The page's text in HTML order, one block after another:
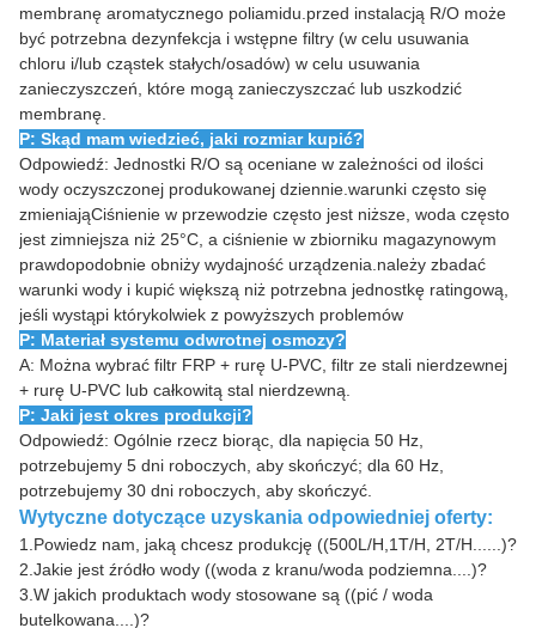
membranę aromatycznego poliamidu.przed instalacją R/O może
być potrzebna dezynfekcja i wstępne filtry (w celu usuwania
chloru i/lub cząstek stałych/osadów) w celu usuwania
zanieczyszczeń, które mogą zanieczyszczać lub uszkodzić
membranę.
P: Skąd mam wiedzieć, jaki rozmiar kupić?
Odpowiedź: Jednostki R/O są oceniane w zależności od ilości
wody oczyszczonej produkowanej dziennie.warunki często się
zmieniająCiśnienie w przewodzie często jest niższe, woda często
jest zimniejsza niż 25°C, a ciśnienie w zbiorniku magazynowym
prawdopodobnie obniży wydajność urządzenia.należy zbadać
warunki wody i kupić większą niż potrzebna jednostkę ratingową,
jeśli wystąpi którykolwiek z powyższych problemów
P: Materiał systemu odwrotnej osmozy?
A: Można wybrać filtr FRP + rurę U-PVC, filtr ze stali nierdzewnej
+ rurę U-PVC lub całkowitą stal nierdzewną.
P: Jaki jest okres produkcji?
Odpowiedź: Ogólnie rzecz biorąc, dla napięcia 50 Hz,
potrzebujemy 5 dni roboczych, aby skończyć; dla 60 Hz,
potrzebujemy 30 dni roboczych, aby skończyć.
Wytyczne dotyczące uzyskania odpowiedniej oferty:
1. Powiedz nam, jaką chcesz produkcję ((500L/H,1T/H, 2T/H......)?
2. Jakie jest źródło wody ((woda z kranu/woda podziemna....)?
3. W jakich produktach wody stosowane są ((pić / woda
butelkowana....)?